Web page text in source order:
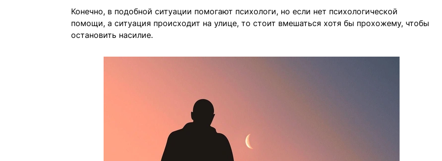
Конечно, в подобной ситуации помогают психологи, но если нет психологической
помощи, а ситуация происходит на улице, то стоит вмешаться хотя бы прохожему, чтобы
остановить насилие.